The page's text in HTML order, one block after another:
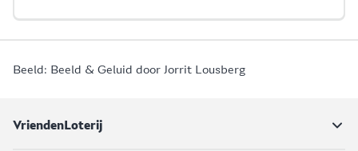
Beeld: Beeld & Geluid door Jorrit Lousberg
VriendenLoterij